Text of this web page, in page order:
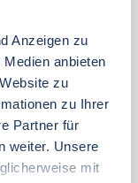
Anzeigen zu
anbieten
zu
zu Ihrer
Partner für
weiter. Unsere
mit
stornieren
7